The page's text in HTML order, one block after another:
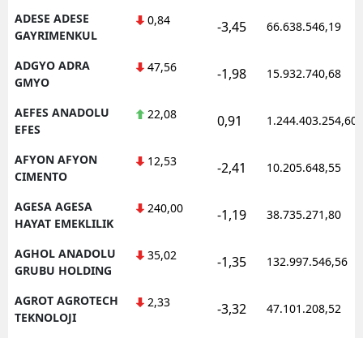
ADESE ADESE
GAYRIMENKUL
0,84 -3,45 66.638.546,19
ADGYO ADRA
GMYO
47,56 -1,98 15.932.740,68
AEFES ANADOLU
EFES
22,08 0,91 1.244.403.254,60
AFYON AFYON
CIMENTO
12,53 -2,41 10.205.648,55
AGESA AGESA
HAYAT EMEKLILIK
240,00 -1,19 38.735.271,80
AGHOL ANADOLU
GRUBU HOLDING
35,02 -1,35 132.997.546,56
AGROT AGROTECH
TEKNOLOJI
2,33 -3,32 47.101.208,52